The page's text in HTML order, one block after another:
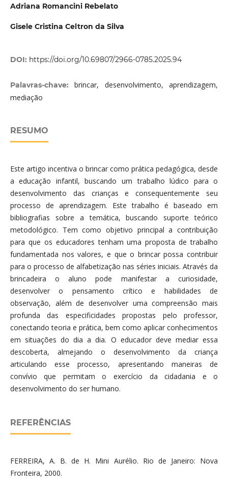
Adriana Romancini Rebelato
Gisele Cristina Celtron da Silva
DOI: https://doi.org/10.69807/2966-0785.2025.94
Palavras-chave:brincar, desenvolvimento, aprendizagem,
mediação
RESUMO
Este artigo incentiva o brincar como prática pedagógica, desde
a educação infantil, buscando um trabalho lúdico para o
desenvolvimento das crianças e consequentemente seu
processo de aprendizagem. Este trabalho é baseado em
bibliografias sobre a temática, buscando suporte teórico
metodológico. Tem como objetivo principal a contribuição
para que os educadores tenham uma proposta de trabalho
fundamentada nos valores, e que o brincar possa contribuir
para o processo de alfabetização nas séries iniciais. Através da
brincadeira o aluno pode manifestar a curiosidade,
desenvolver o pensamento crítico e habilidades de
observação, além de desenvolver uma compreensão mais
profunda das especificidades propostas pelo professor,
conectando teoria e prática, bem como aplicar conhecimentos
em situações do dia a dia. O educador deve mediar essa
descoberta, almejando o desenvolvimento da criança
articulando esse processo, apresentando maneiras de
convívio que permitam o exercício da cidadania e o
desenvolvimento do ser humano.
REFERÊNCIAS
FERREIRA, A. B. de H. Mini Aurélio. Rio de Janeiro: Nova
Fronteira, 2000.